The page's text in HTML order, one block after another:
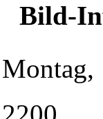
Bild-
Montag,